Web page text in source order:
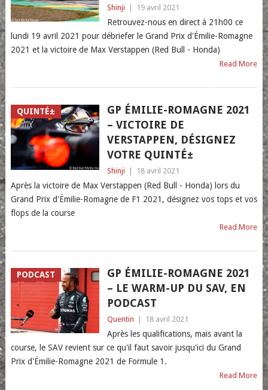
Shinji 19 avril 2021
Retrouvez-nous en direct à 21h00 ce
lundi 19 avril 2021 pour débriefer le Grand Prix d'Émilie-Romagne
2021 et la victoire de Max Verstappen (Red Bull - Honda)
Read More
QUINTÉ±
GP ÉMILIE-ROMAGNE 2021
– VICTOIRE DE
VERSTAPPEN, DÉSIGNEZ
VOTRE QUINTÉ±
Shinji 18 avril 2021
Après la victoire de Max Verstappen (Red Bull - Honda) lors du
Grand Prix d'Émilie-Romagne de F1 2021, désignez vos tops et vos
flops de la course
Read More
PODCAST
GP ÉMILIE-ROMAGNE 2021
– LE WARM-UP DU SAV, EN
PODCAST
Quentin 18 avril 2021
Après les qualifications, mais avant la
course, le SAV revient sur ce qu'il faut savoir jusqu'ici du Grand
Prix d'Émilie-Romagne 2021 de Formule 1.
Read More